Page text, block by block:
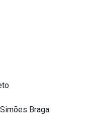
Braga